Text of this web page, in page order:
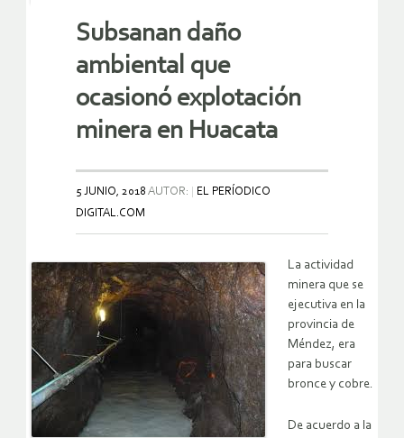
Subsanan daño
ambiental que
ocasionó explotación
minera en Huacata
5 JUNIO, 2018 AUTOR:
EL PERÍODICO
DIGITAL.COM
La actividad
minera que se
ejecutiva en la
provincia de
Méndez, era
para buscar
bronce y cobre.
De acuerdo a la